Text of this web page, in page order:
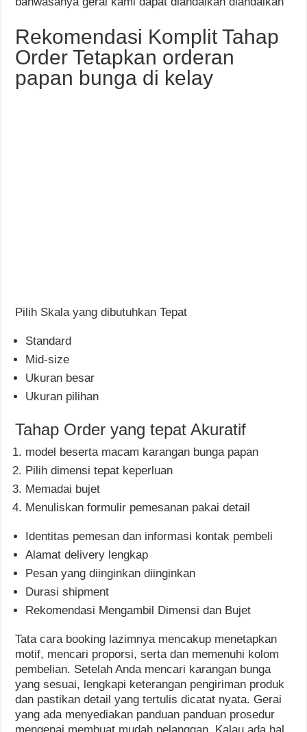
Rekomendasi Komplit Tahap
Order Tetapkan orderan
papan bunga di kelay
Pilih Skala yang dibutuhkan Tepat
Standard
Mid-size
Ukuran besar
Ukuran pilihan
Tahap Order yang tepat Akuratif
model beserta macam karangan bunga papan
Pilih dimensi tepat keperluan
Memadai bujet
Menuliskan formulir pemesanan pakai detail
Identitas pemesan dan informasi kontak pembeli
Alamat delivery lengkap
Pesan yang diinginkan diinginkan
Durasi shipment
Rekomendasi Mengambil Dimensi dan Bujet
Tata cara booking lazimnya mencakup menetapkan
motif, mencari proporsi, serta dan memenuhi kolom
pembelian. Setelah Anda mencari karangan bunga
yang sesuai, lengkapi keterangan pengiriman produk
dan pastikan detail yang tertulis dicatat nyata. Gerai
yang ada menyediakan panduan panduan prosedur
mengenai membuat mudah pelanggan. Kalau ada hal